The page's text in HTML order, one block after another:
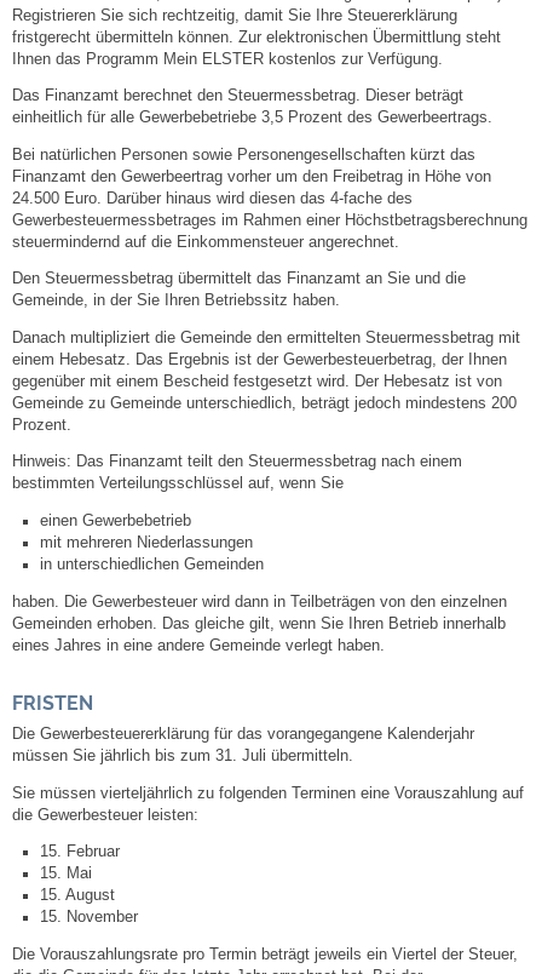
Leben
Bodenrichtwerte
Bebauungspläne
Kommunale Wärmeplanung
Notruf
Betreuung & Bildung
Schulen
Kindergärten
Musikschule
Registrieren Sie sich rechtzeitig, damit Sie Ihre Steuererklärung
fristgerecht übermitteln können. Zur elektronischen Übermittlung steht
Ihnen das Programm Mein ELSTER kostenlos zur Verfügung.
Das Finanzamt berechnet den Steuermessbetrag. Dieser beträgt
einheitlich für alle Gewerbebetriebe 3,5 Prozent des Gewerbeertrags.
Bei natürlichen Personen sowie Personengesellschaften kürzt das
Finanzamt den Gewerbeertrag vorher um den Freibetrag in Höhe von
24.500 Euro. Darüber hinaus wird diesen das 4-fache des
Gewerbesteuermessbetrages im Rahmen einer Höchstbetragsberechnung
steuermindernd auf die Einkommensteuer angerechnet.
Den Steuermessbetrag übermittelt das Finanzamt an Sie und die
Gemeinde, in der Sie Ihren Betriebssitz haben.
Danach multipliziert die Gemeinde den ermittelten Steuermessbetrag mit
einem Hebesatz. Das Ergebnis ist der Gewerbesteuerbetrag, der Ihnen
gegenüber mit einem Bescheid festgesetzt wird. Der Hebesatz ist von
Gemeinde zu Gemeinde unterschiedlich, beträgt jedoch mindestens 200
Prozent.
Hinweis: Das Finanzamt teilt den Steuermessbetrag nach einem
bestimmten Verteilungsschlüssel auf, wenn Sie
einen Gewerbebetrieb
mit mehreren Niederlassungen
in unterschiedlichen Gemeinden
haben. Die Gewerbesteuer wird dann in Teilbeträgen von den einzelnen
Gemeinden erhoben. Das gleiche gilt, wenn Sie Ihren Betrieb innerhalb
eines Jahres in eine andere Gemeinde verlegt haben.
FRISTEN
Die Gewerbesteuererklärung für das vorangegangene Kalenderjahr
müssen Sie jährlich bis zum 31. Juli übermitteln.
Sie müssen vierteljährlich zu folgenden Terminen eine Vorauszahlung auf
die Gewerbesteuer leisten:
15. Februar
15. Mai
15. August
15. November
Die Vorauszahlungsrate pro Termin beträgt jeweils ein Viertel der Steuer,